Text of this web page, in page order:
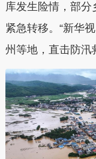
库发生险情，部
紧急转移。“新华
州等地，直击防汛